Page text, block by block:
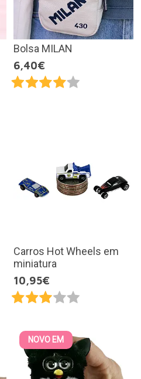
Bolsa MILAN
6,40€
Carros Hot Wheels em
miniatura
10,95€
NOVO EM